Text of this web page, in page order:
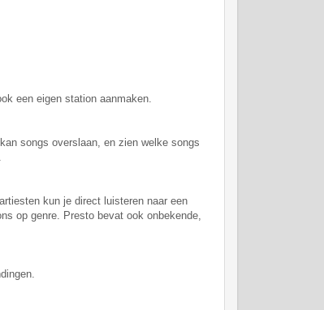
een eigen station aanmaken.
songs overslaan, en zien welke songs
kun je direct luisteren naar een
op genre. Presto bevat ook onbekende,